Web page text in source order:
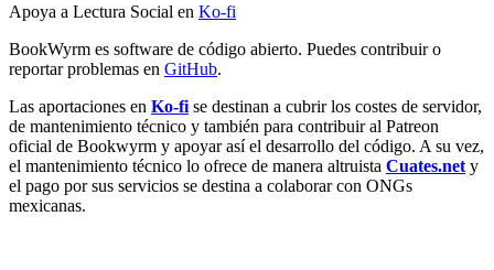
Apoya a Lectura Social en Ko-fi
BookWyrm es software de código abierto. Puedes contribuir o
reportar problemas en GitHub.
Las aportaciones en Ko-fi se destinan a cubrir los costes de servidor,
de mantenimiento técnico y también para contribuir al Patreon
oficial de Bookwyrm y apoyar así el desarrollo del código. A su vez,
el mantenimiento técnico lo ofrece de manera altruista Cuates.net y
el pago por sus servicios se destina a colaborar con ONGs
mexicanas.